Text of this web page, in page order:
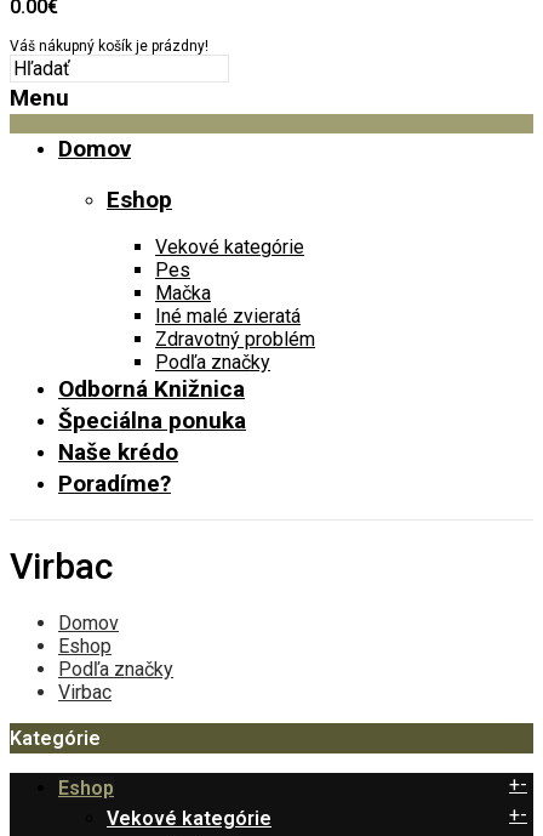
0.00€
Váš nákupný košík je prázdny!
Menu
Domov
Eshop
Vekové kategórie
Pes
Mačka
Iné malé zvieratá
Zdravotný problém
Podľa značky
Odborná Knižnica
Špeciálna ponuka
Naše krédo
Poradíme?
Virbac
Domov
Eshop
Podľa značky
Virbac
Kategórie
Eshop +-
Vekové kategórie
+-